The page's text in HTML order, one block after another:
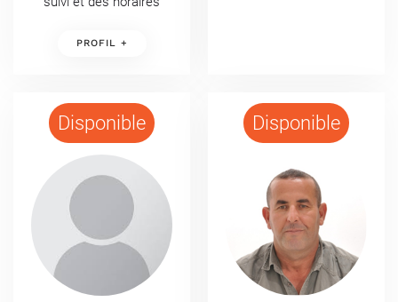
PROFIL +
Disponible Disponible